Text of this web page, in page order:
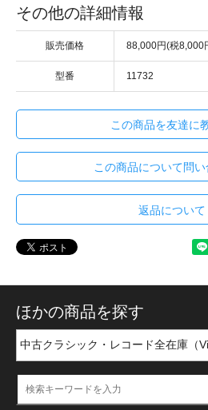
その他の詳細情報
販売価格 88,000円(税8,000
型番 11732
この商品を友達に
この商品について問い
返品について
ほかの商品を探す